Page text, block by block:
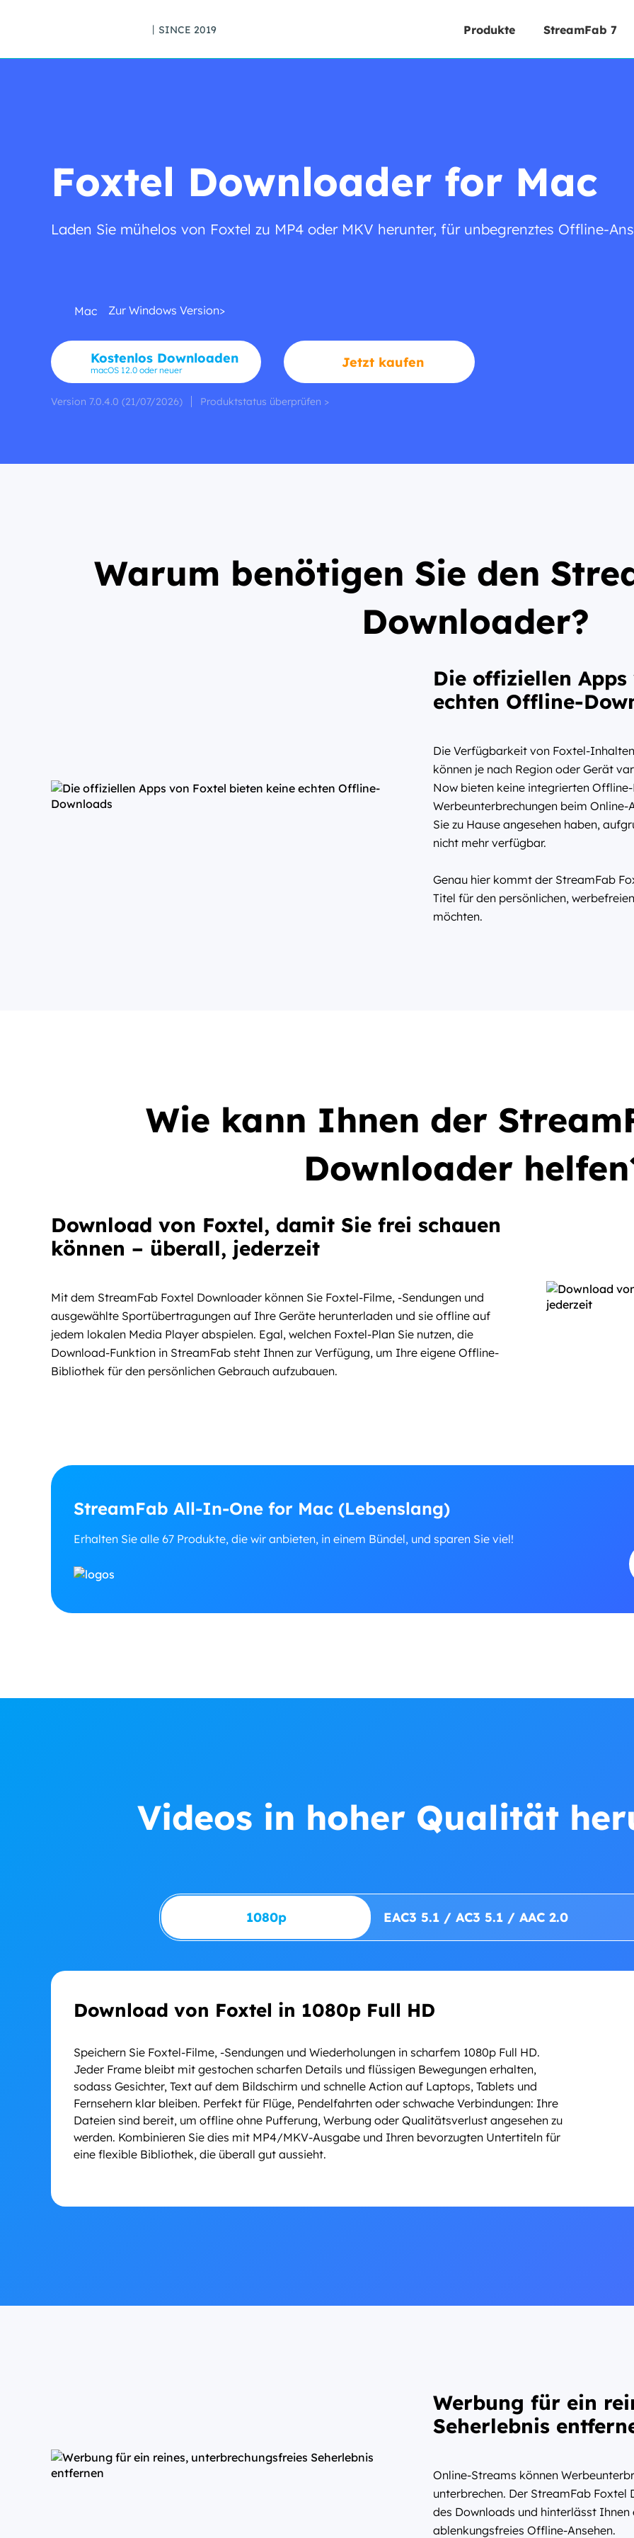
丨SINCE 2019 Produkte StreamFab 7
Foxtel Downloader for Mac
Laden Sie mühelos von Foxtel zu MP4 oder MKV herunter, für unbegrenztes Offline-
Mac Zur Windows Version>
Kostenlos Downloaden
macOS 12.0 oder neuer Jetzt kaufen
Version 7.0.4.0 (21/07/2026) Produktstatus überprüfen >
Warum benötigen Sie den
Downloader?
Die offiziellen
echten Offline-
Die Verfügbarkeit von Foxtel-
können je nach Region oder Gerät
Now bieten keine integrierten
Werbeunterbrechungen beim Online-
Sie zu Hause angesehen haben,
nicht mehr verfügbar.
Genau hier kommt der StreamFab
Titel für den persönlichen,
möchten.
Wie kann Ihnen der
Downloader
Download von Foxtel, damit Sie frei schauen
können – überall, jederzeit
Mit dem StreamFab Foxtel Downloader können Sie Foxtel-Filme, -Sendungen und
ausgewählte Sportübertragungen auf Ihre Geräte herunterladen und sie offline auf
jedem lokalen Media Player abspielen. Egal, welchen Foxtel-Plan Sie nutzen, die
Download-Funktion in StreamFab steht Ihnen zur Verfügung, um Ihre eigene Offline-
Bibliothek für den persönlichen Gebrauch aufzubauen.
StreamFab All-In-One for Mac (Lebenslang)
Erhalten Sie alle 67 Produkte, die wir anbieten, in einem Bündel, und sparen Sie viel!
Videos in hoher Qualität
1080p EAC3 5.1 / AC3 5.1 / AAC 2.0
Download von Foxtel in 1080p Full HD
Speichern Sie Foxtel-Filme, -Sendungen und Wiederholungen in scharfem 1080p Full HD.
Jeder Frame bleibt mit gestochen scharfen Details und flüssigen Bewegungen erhalten,
sodass Gesichter, Text auf dem Bildschirm und schnelle Action auf Laptops, Tablets und
Fernsehern klar bleiben. Perfekt für Flüge, Pendelfahrten oder schwache Verbindungen: Ihre
Dateien sind bereit, um offline ohne Pufferung, Werbung oder Qualitätsverlust angesehen zu
werden. Kombinieren Sie dies mit MP4/MKV-Ausgabe und Ihren bevorzugten Untertiteln für
eine flexible Bibliothek, die überall gut aussieht.
Werbung für ein
Seherlebnis
Online-Streams können
unterbrechen. Der StreamFab
des Downloads und hinterlässt
ablenkungsfreies Offline-Ansehen.